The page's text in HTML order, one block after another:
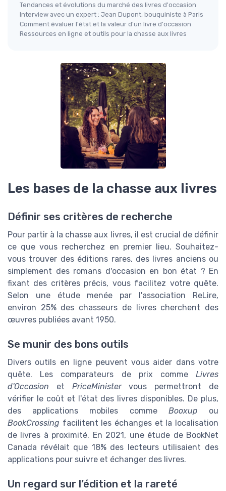
Tendances et évolutions du marché des livres d'occasion
Interview avec un expert : Jean Dupont, bouquiniste à Paris
Comment évaluer l'état et la valeur d'un livre d'occasion
Ressources en ligne et outils pour la chasse aux livres
Les bases de la chasse aux livres
Définir ses critères de recherche
Pour partir à la chasse aux livres, il est crucial de définir
ce que vous recherchez en premier lieu. Souhaitez-
vous trouver des éditions rares, des livres anciens ou
simplement des romans d'occasion en bon état ? En
fixant des critères précis, vous facilitez votre quête.
Selon une étude menée par l'association ReLire,
environ 25% des chasseurs de livres cherchent des
œuvres publiées avant 1950.
Se munir des bons outils
Divers outils en ligne peuvent vous aider dans votre
quête. Les comparateurs de prix comme Livres
d'Occasion et PriceMinistervous permettront de
vérifier le coût et l'état des livres disponibles. De plus,
des applications mobiles comme Booxup ou
BookCrossing facilitent les échanges et la localisation
de livres à proximité. En 2021, une étude de BookNet
Canada révélait que 18% des lecteurs utilisaient des
applications pour suivre et échanger des livres.
Un regard sur l’édition et la rareté